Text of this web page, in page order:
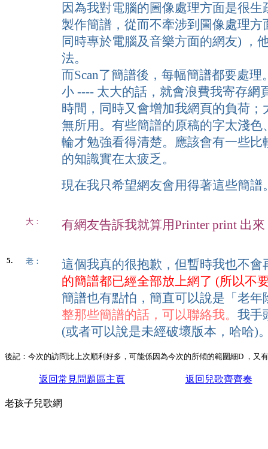
因為我對電腦的圖像處理方面是很
製作簡譜，從而不牽涉到圖像處理
同時專於電腦及音樂方面的網友) ，
法。
而Scan了簡譜後，每幅簡譜都要處
小 ---- 太大的話，就會浪費我寄存網
時間，同時又會增加我網頁的負荷
無所用。有些簡譜的原稿的字太淺
輪才勉強看得清楚。應該會有一些
的知識實在太疲乏。
現在我只希望網友會用得著這些簡譜
大： 有網友告訴我就算用Printer print 出
5. 老：
這個我真的很抱歉，但暫時我也不
的簡譜都已經全部放上網了 (所以不
簡譜也有點怕，簡直可以說是「老年
整那些簡譜的話，可以聯絡我。 我手
(或者可以說是未經破壞版本，哈哈)
後記：今次的訪問比上次順利好多，可能係因為今次的所傾的範圍細D ，又
返回常見問題區主頁 返回兒歌齊齊奏
老孩子兒歌網